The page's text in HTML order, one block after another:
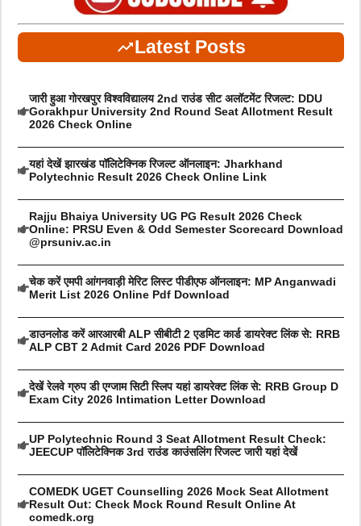
Latest Posts
जारी हुआ गोरखपुर विश्वविद्यालय 2nd राउंड सीट अलॉटमेंट रिजल्ट: DDU
Gorakhpur University 2nd Round Seat Allotment Result
2026 Check Online
यहां देखें झारखंड पॉलिटेक्निक रिजल्ट ऑनलाइन: Jharkhand
Polytechnic Result 2026 Check Online Link
Rajju Bhaiya University UG PG Result 2026 Check
Online: PRSU Even & Odd Semester Scorecard Download
@prsuniv.ac.in
चेक करें एमपी आंगनवाड़ी मेरिट लिस्ट पीडीएफ ऑनलाइन: MP Anganwadi
Merit List 2026 Online Pdf Download
डाउनलोड करें आरआरबी ALP सीबीटी 2 एडमिट कार्ड डायरेक्ट लिंक से: RRB
ALP CBT 2 Admit Card 2026 PDF Download
देखें रेलवे ग्रुप डी एग्जाम सिटी स्लिप यहां डायरेक्ट लिंक से: RRB Group D
Exam City 2026 Intimation Letter Download
UP Polytechnic Round 3 Seat Allotment Result Check:
JEECUP पॉलिटेक्निक 3rd राउंड काउंसलिंग रिजल्ट जारी यहां देखें
COMEDK UGET Counselling 2026 Mock Seat Allotment
Result Out: Check Mock Round Result Online At
comedk.org